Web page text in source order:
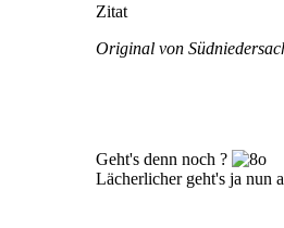
Zitat
Original von
Geht's denn noch ?
Lächerlicher geht's ja nun